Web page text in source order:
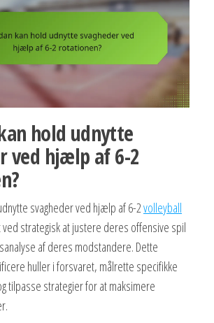
hold udnytte
ved hjælp af 6-2
svagheder ved hjælp af 6-2volleyball
strategisk at justere deres offensive spil
af deres modstandere. Dette
huller i forsvaret, målrette specifikke
tilpasse strategier for at maksimere